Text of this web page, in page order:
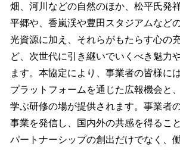
畑、河川などの自然のほか、松平氏発
平郷や、香嵐渓や豊田スタジアムなど
光資源に加え、それらがもたらす心の
ど、次世代に引き継いでいくべき魅力
ます。本協定により、事業者の皆様に
プラットフォームを通じた広報機会と
学ぶ研修の場が提供されます。事業者
事業を発信し、国内外の共感を得るこ
パートナーシップの創出だけでなく、